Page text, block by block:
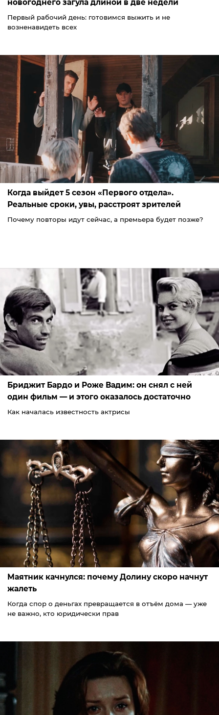
новогоднего загула длиной в две недели
Первый рабочий день: готовимся выжить и не
возненавидеть всех
Когда выйдет 5 сезон «Первого отдела».
Реальные сроки, увы, расстроят зрителей
Почему повторы идут сейчас, а премьера будет позже?
Бриджит Бардо и Роже Вадим: он снял с ней
один фильм — и этого оказалось достаточно
Как началась известность актрисы
Маятник качнулся: почему Долину скоро начнут
жалеть
Когда спор о деньгах превращается в отъём дома — уже
не важно, кто юридически прав